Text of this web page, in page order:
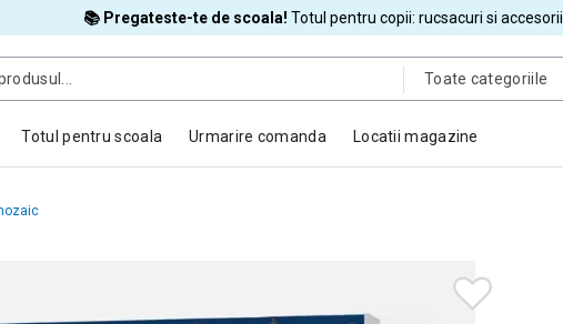
📚 Pregateste-te de scoala! Totul pentru copii: rucsacuri si accesorii.
Toate categoriile
Totul pentru scoala Urmarire comanda Locatii magazine